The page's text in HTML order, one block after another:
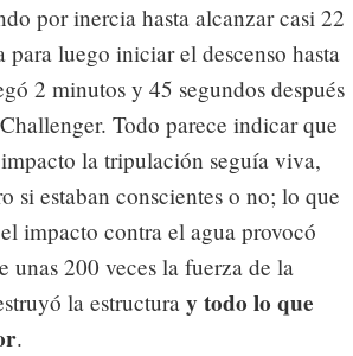
por inercia hasta alcanzar casi 22
luego iniciar el descenso hasta
2 minutos y 45 segundos después
Todo parece indicar que
la tripulación seguía viva,
si estaban conscientes o no; lo que
impacto contra el agua provocó
unas 200 veces la fuerza de la
la estructura y todo lo que
.